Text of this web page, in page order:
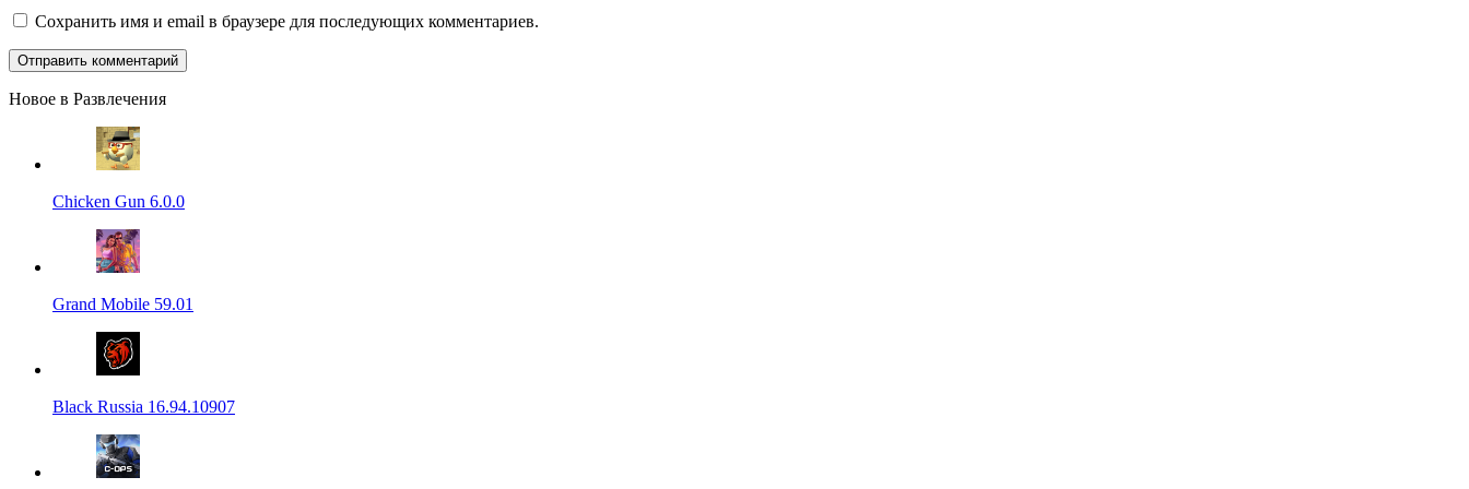
Сохранить имя и email в браузере для последующих комментариев.
Новое в Развлечения
Chicken Gun 6.0.0
Grand Mobile 59.01
Black Russia 16.94.10907